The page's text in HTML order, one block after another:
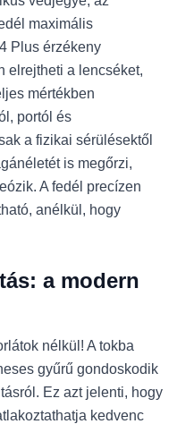
maximális
Plus érzékeny
elrejtheti a lencséket,
mértékben
portól és
a fizikai sérülésektől
is megőrzi,
A fedél precízen
anélkül, hogy
a modern
nélkül! A tokba
gyűrű gondoskodik
Ez azt jelenti, hogy
kedvenc